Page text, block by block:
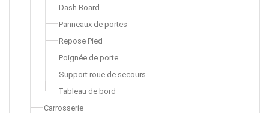
Dash Board
Panneaux de portes
Repose Pied
Poignée de porte
Support roue de secours
Tableau de bord
Carrosserie